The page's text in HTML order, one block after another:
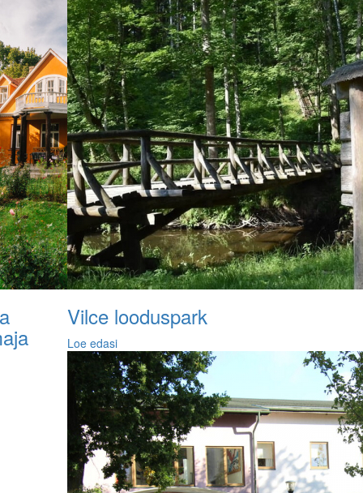
Vilce looduspark
Loe edasi